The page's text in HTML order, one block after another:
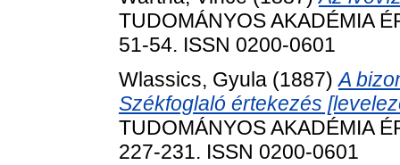
TUDOMÁNYOS AKADÉMIA
51-54. ISSN 0200-0601
Wlassics, Gyula (1887)A
Székfoglaló értekezés
TUDOMÁNYOS AKADÉMIA
227-231. ISSN 0200-0601